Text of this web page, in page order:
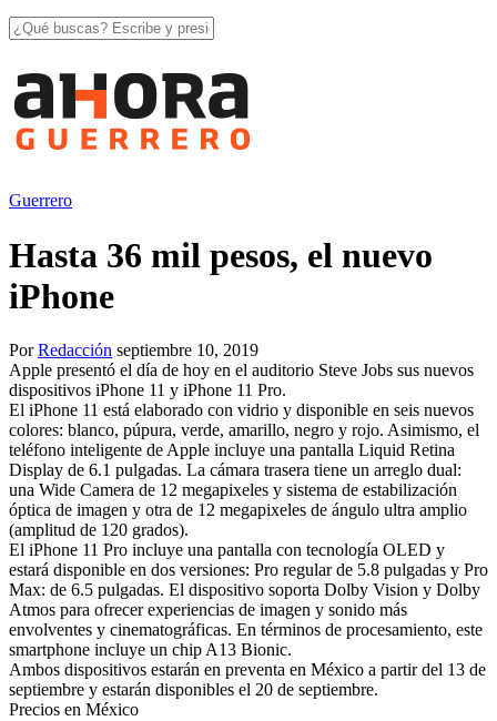
Guerrero
Hasta 36 mil pesos, el nuevo
iPhone
PorRedacción septiembre 10, 2019
Apple presentó el día de hoy en el auditorio Steve Jobs sus nuevos
dispositivos iPhone 11 y iPhone 11 Pro.
El iPhone 11 está elaborado con vidrio y disponible en seis nuevos
colores: blanco, púpura, verde, amarillo, negro y rojo. Asimismo, el
teléfono inteligente de Apple incluye una pantalla Liquid Retina
Display de 6.1 pulgadas. La cámara trasera tiene un arreglo dual:
una Wide Camera de 12 megapixeles y sistema de estabilización
óptica de imagen y otra de 12 megapixeles de ángulo ultra amplio
(amplitud de 120 grados).
El iPhone 11 Pro incluye una pantalla con tecnología OLED y
estará disponible en dos versiones: Pro regular de 5.8 pulgadas y Pro
Max: de 6.5 pulgadas. El dispositivo soporta Dolby Vision y Dolby
Atmos para ofrecer experiencias de imagen y sonido más
envolventes y cinematográficas. En términos de procesamiento, este
smartphone incluye un chip A13 Bionic.
Ambos dispositivos estarán en preventa en México a partir del 13 de
septiembre y estarán disponibles el 20 de septiembre.
Precios en México